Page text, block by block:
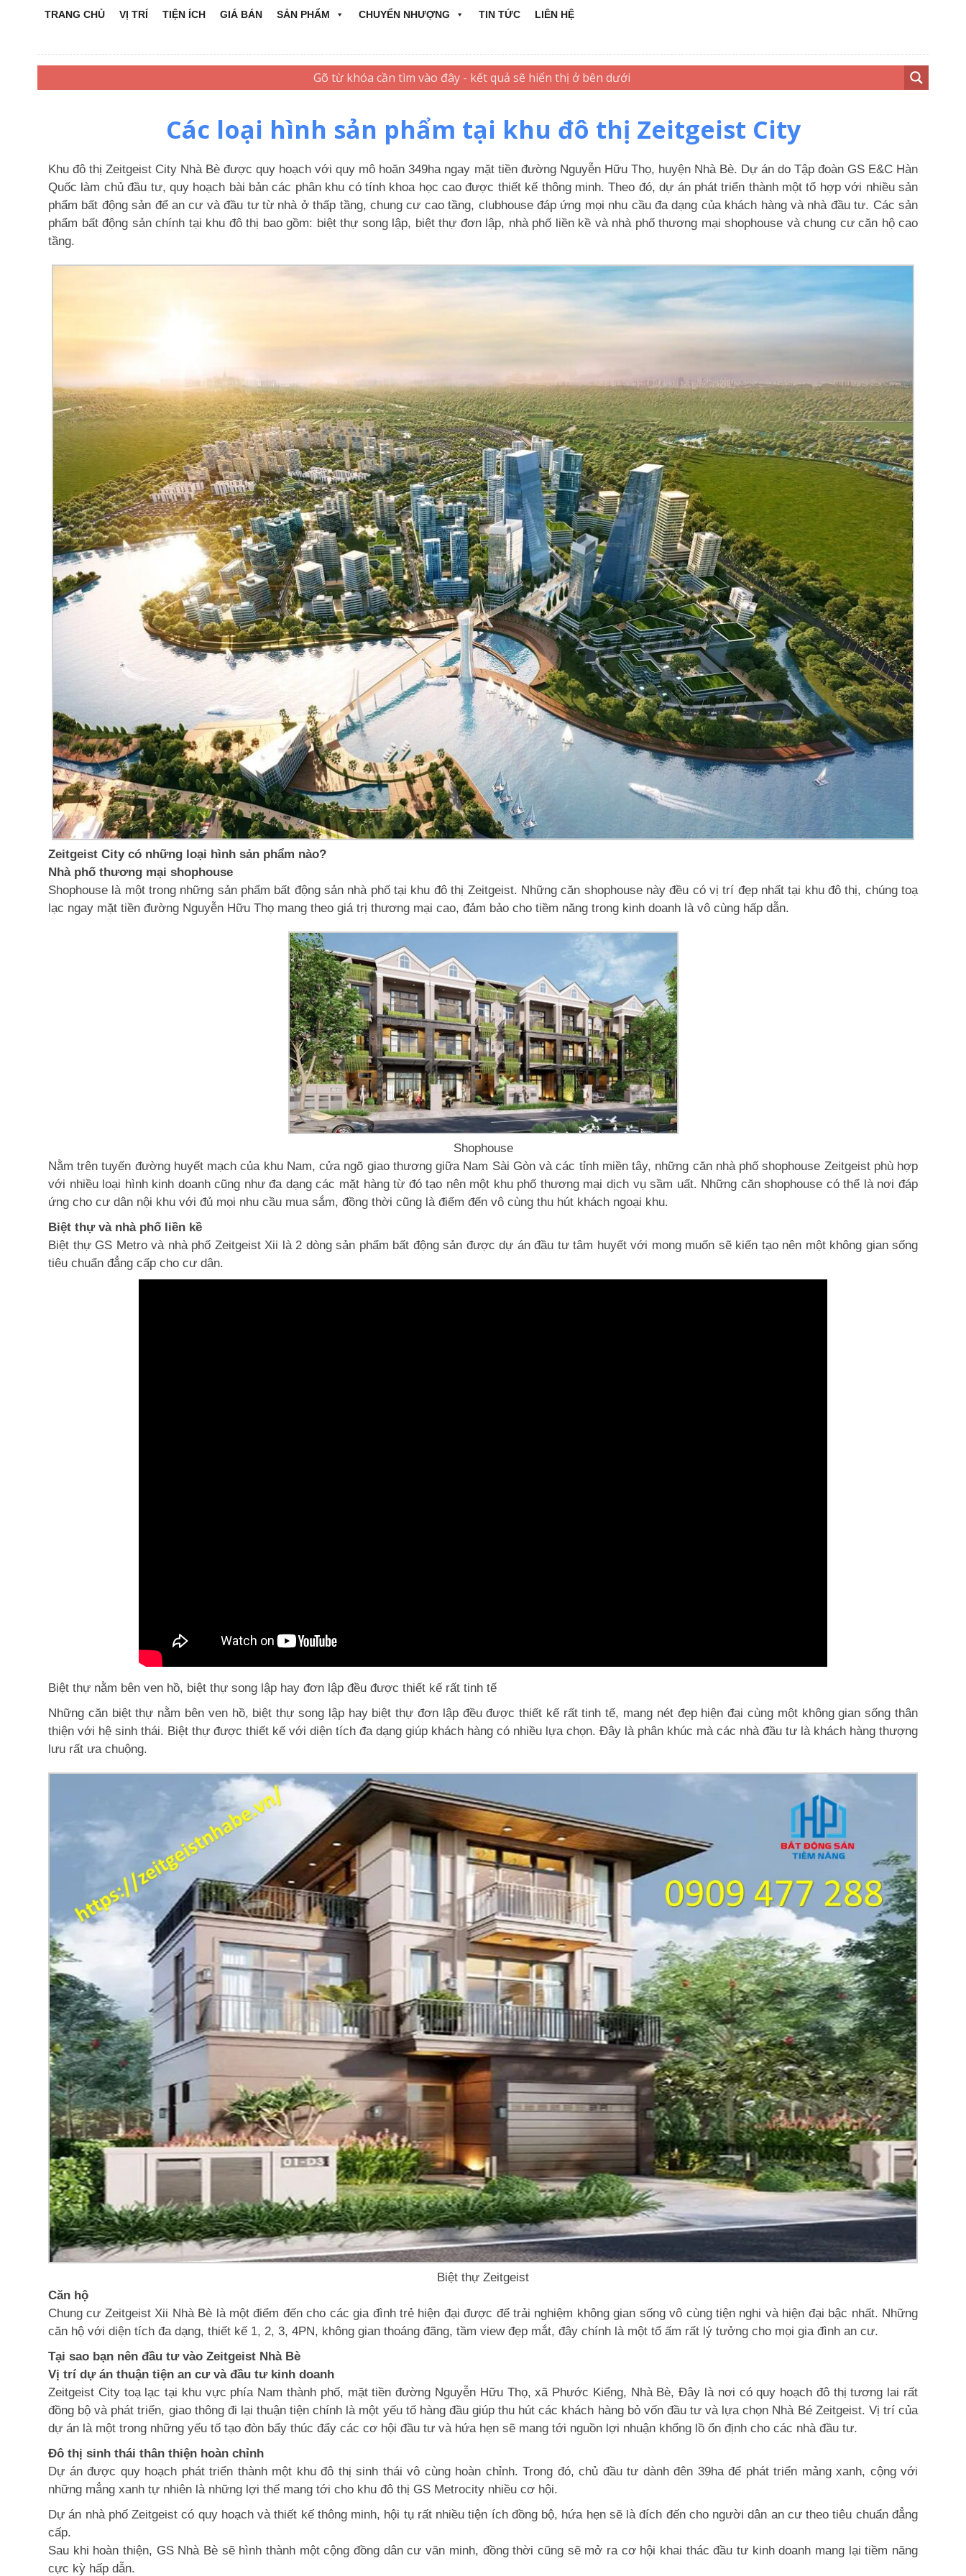
TRANG CHỦ VỊ TRÍ TIỆN ÍCH GIÁ BÁN SẢN PHẨM CHUYỂN NHƯỢNG TIN TỨC LIÊN HỆ
Các loại hình sản phẩm tại khu đô thị Zeitgeist City
Khu đô thị Zeitgeist City Nhà Bè được quy hoạch với quy mô hoăn 349ha ngay mặt tiền đường Nguyễn Hữu Thọ, huyện Nhà Bè. Dự án do Tập đoàn GS E&C Hàn
Quốc làm chủ đầu tư, quy hoạch bài bản các phân khu có tính khoa học cao được thiết kế thông minh. Theo đó, dự án phát triển thành một tổ hợp với nhiều sản
phẩm bất động sản để an cư và đầu tư từ nhà ở thấp tầng, chung cư cao tầng, clubhouse đáp ứng mọi nhu cầu đa dạng của khách hàng và nhà đầu tư. Các sản
phẩm bất động sản chính tại khu đô thị bao gồm: biệt thự song lập, biệt thự đơn lập, nhà phố liền kề và nhà phố thương mại shophouse và chung cư căn hộ cao
tầng.
Zeitgeist City có những loại hình sản phẩm nào?
Nhà phố thương mại shophouse
Shophouse là một trong những sản phẩm bất động sản nhà phố tại khu đô thị Zeitgeist. Những căn shophouse này đều có vị trí đẹp nhất tại khu đô thị, chúng toạ
lạc ngay mặt tiền đường Nguyễn Hữu Thọ mang theo giá trị thương mại cao, đảm bảo cho tiềm năng trong kinh doanh là vô cùng hấp dẫn.
Shophouse
Nằm trên tuyến đường huyết mạch của khu Nam, cửa ngõ giao thương giữa Nam Sài Gòn và các tỉnh miền tây, những căn nhà phố shophouse Zeitgeist phù hợp
với nhiều loại hình kinh doanh cũng như đa dạng các mặt hàng từ đó tạo nên một khu phố thương mại dịch vụ sầm uất. Những căn shophouse có thể là nơi đáp
ứng cho cư dân nội khu với đủ mọi nhu cầu mua sắm, đồng thời cũng là điểm đến vô cùng thu hút khách ngoại khu.
Biệt thự và nhà phố liền kề
Biệt thự GS Metro và nhà phố Zeitgeist Xii là 2 dòng sản phẩm bất động sản được dự án đầu tư tâm huyết với mong muốn sẽ kiến tạo nên một không gian sống
tiêu chuẩn đẳng cấp cho cư dân.
Biệt thự nằm bên ven hồ, biệt thự song lập hay đơn lập đều được thiết kế rất tinh tế
Những căn biệt thự nằm bên ven hồ, biệt thự song lập hay biệt thự đơn lập đều được thiết kế rất tinh tế, mang nét đẹp hiện đại cùng một không gian sống thân
thiện với hệ sinh thái. Biệt thự được thiết kế với diện tích đa dạng giúp khách hàng có nhiều lựa chọn. Đây là phân khúc mà các nhà đầu tư là khách hàng thượng
lưu rất ưa chuộng.
Biệt thự Zeitgeist
Căn hộ
Chung cư Zeitgeist Xii Nhà Bè là một điểm đến cho các gia đình trẻ hiện đại được để trải nghiệm không gian sống vô cùng tiện nghi và hiện đại bậc nhất. Những
căn hộ với diện tích đa dạng, thiết kế 1, 2, 3, 4PN, không gian thoáng đãng, tầm view đẹp mắt, đây chính là một tổ ấm rất lý tưởng cho mọi gia đình an cư.
Tại sao bạn nên đầu tư vào Zeitgeist Nhà Bè
Vị trí dự án thuận tiện an cư và đầu tư kinh doanh
Zeitgeist City toạ lạc tại khu vực phía Nam thành phố, mặt tiền đường Nguyễn Hữu Thọ, xã Phước Kiểng, Nhà Bè, Đây là nơi có quy hoạch đô thị tương lai rất
đồng bộ và phát triển, giao thông đi lại thuận tiện chính là một yếu tố hàng đầu giúp thu hút các khách hàng bỏ vốn đầu tư và lựa chọn Nhà Bé Zeitgeist. Vị trí của
dự án là một trong những yếu tố tạo đòn bẩy thúc đẩy các cơ hội đầu tư và hứa hẹn sẽ mang tới nguồn lợi nhuận khổng lồ ổn định cho các nhà đầu tư.
Đô thị sinh thái thân thiện hoàn chỉnh
Dự án được quy hoạch phát triển thành một khu đô thị sinh thái vô cùng hoàn chỉnh. Trong đó, chủ đầu tư dành đên 39ha để phát triển mảng xanh, cộng với
những mẳng xanh tự nhiên là những lợi thế mang tới cho khu đô thị GS Metrocity nhiều cơ hội.
Dự án nhà phố Zeitgeist có quy hoạch và thiết kế thông minh, hội tụ rất nhiều tiện ích đồng bộ, hứa hẹn sẽ là đích đến cho người dân an cư theo tiêu chuẩn đẳng
cấp.
Sau khi hoàn thiện, GS Nhà Bè sẽ hình thành một cộng đồng dân cư văn minh, đồng thời cũng sẽ mở ra cơ hội khai thác đầu tư kinh doanh mang lại tiềm năng
cực kỳ hấp dẫn.